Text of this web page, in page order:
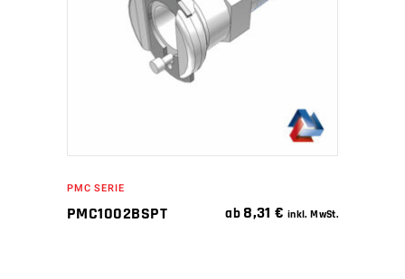
IN DEN WARENKORB
PMC SERIE
PMC1002BSPT ab 8,31€ inkl. MwSt.